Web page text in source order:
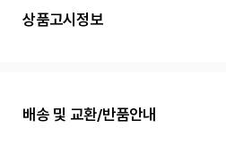
상품고시정보
배송 및 교환/반품안내